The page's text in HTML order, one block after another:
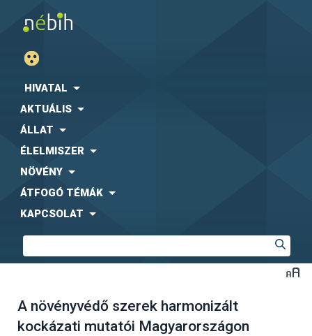
HIVATAL
AKTUÁLIS
ÁLLAT
ÉLELMISZER
NÖVÉNY
ÁTFOGÓ TÉMÁK
KAPCSOLAT
A növényvédő szerek harmonizált
kockázati mutatói Magyarországon